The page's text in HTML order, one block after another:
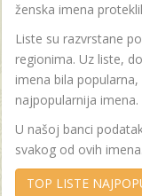
ženska imena
Liste su razvrstane
regionima. Uz liste,
imena bila
najpopularnija imena.
U našoj banci
svakog od ovih imena.
TOP LISTE